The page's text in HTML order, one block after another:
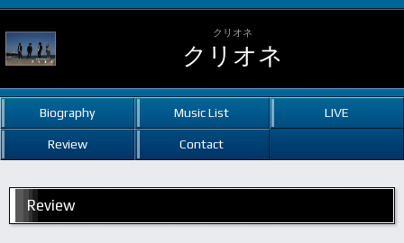
クリオネ
クリオネ
Biography Music List LIVE
Review Contact
Review